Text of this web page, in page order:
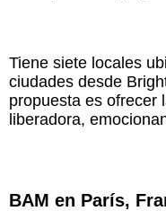
Tiene siete locales
ciudades desde
propuesta es ofrecer
liberadora,
BAM en París,